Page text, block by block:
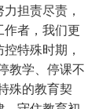
担责尽责，
者，我们更
特殊时期，
教学、停课不
殊的教育契